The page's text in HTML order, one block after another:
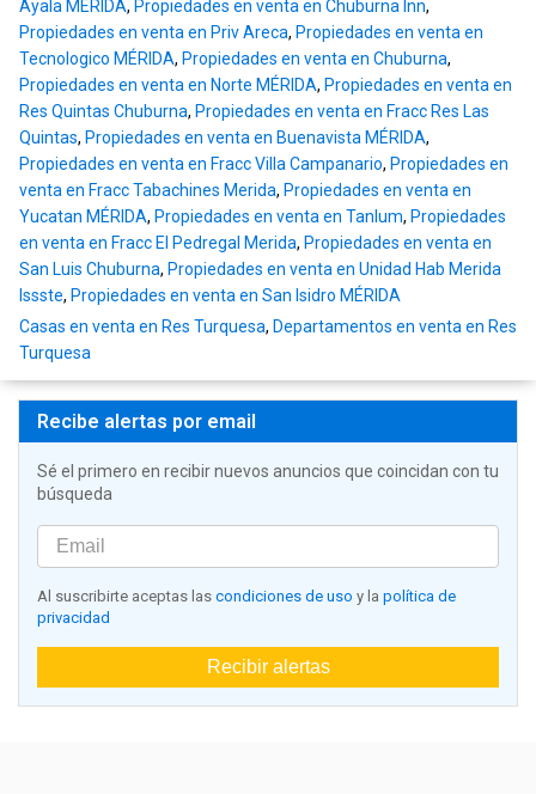
Ayala MÉRIDA, Propiedades en venta en Chuburna Inn,
Propiedades en venta en Priv Areca, Propiedades en venta en
Tecnologico MÉRIDA, Propiedades en venta en Chuburna,
Propiedades en venta en Norte MÉRIDA, Propiedades en venta en
Res Quintas Chuburna, Propiedades en venta en Fracc Res Las
Quintas, Propiedades en venta en Buenavista MÉRIDA,
Propiedades en venta en Fracc Villa Campanario, Propiedades en
venta en Fracc Tabachines Merida, Propiedades en venta en
Yucatan MÉRIDA, Propiedades en venta en Tanlum, Propiedades
en venta en Fracc El Pedregal Merida, Propiedades en venta en
San Luis Chuburna, Propiedades en venta en Unidad Hab Merida
Issste, Propiedades en venta en San Isidro MÉRIDA
Casas en venta en Res Turquesa, Departamentos en venta en Res
Turquesa
Recibe alertas por email
Sé el primero en recibir nuevos anuncios que coincidan con tu
búsqueda
Al suscribirte aceptas las condiciones de uso y la política de
privacidad
Recibir alertas